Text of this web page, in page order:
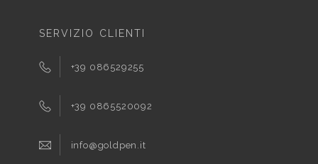
SERVIZIO CLIENTI
+39 086529255
+39 0865520092
info@goldpen.it